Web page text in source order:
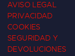
AVISO LEGAL
PRIVACIDAD
COOKIES
SEGURIDAD Y
DEVOLUCIONES